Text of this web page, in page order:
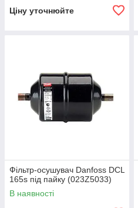
Ціну уточнюйте
Фільтр-осушувач Danfoss DCL
165s під пайку (023Z5033)
В наявності